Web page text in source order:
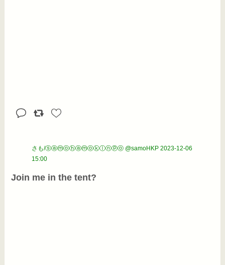
さも/ⓢⓐⓜⓞⓗⓐⓜⓞⓚⓛⓝⓟⓞ @samoHKP 2023-12-06
15:00
Join me in the tent?